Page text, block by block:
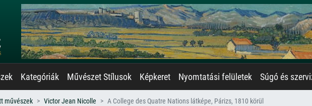
Kategóriák Művészet Stílusok Képkeret Nyomtatási felületek Súgó és
művészek Victor Jean Nicolle A College des Quatre Nations látképe, Párizs, 1810 körül